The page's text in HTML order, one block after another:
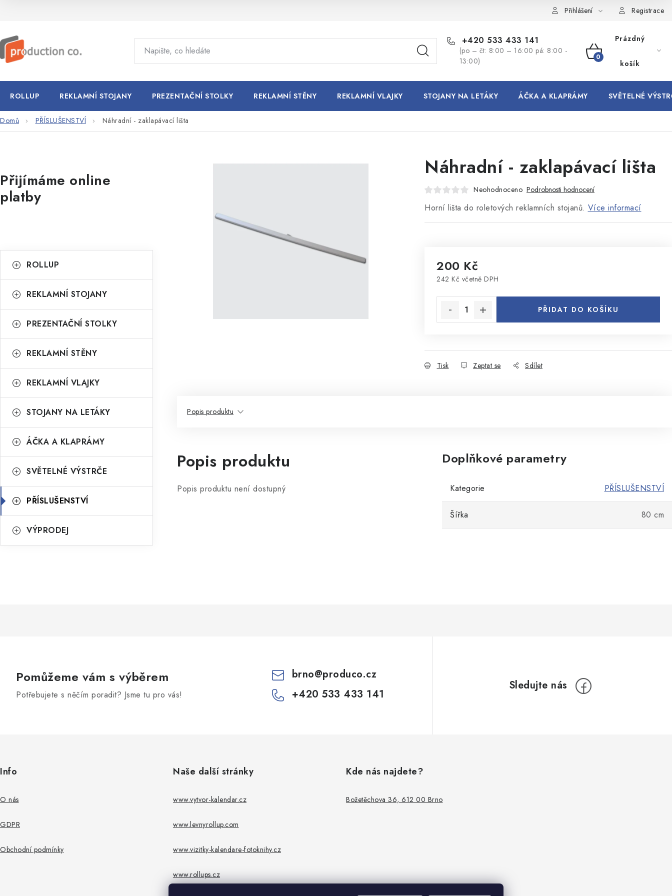
Přihlášení Registrace
+420 533 433 141
(po – čt: 8:00 – 16:00 pá: 8:00 -
13:00)
NÁKUPNÍ
Prázdný
košík
ROLLUP REKLAMNÍ STOJANY PREZENTAČNÍ STOLKY REKLAMNÍ STĚNY REKLAMNÍ VLAJKY STOJANY NA LETÁKY ÁČKA A KLAPRÁMY SVĚTELNÉ
Domů PŘÍSLUŠENSTVÍ Náhradní - zaklapávací lišta
o
s
n
í
p
n
e
Přijímáme online
platby
kategorie
a
e
o
i
ROLLUP
REKLAMNÍ STOJANY
PREZENTAČNÍ STOLKY
REKLAMNÍ STĚNY
REKLAMNÍ VLAJKY
STOJANY NA LETÁKY
ÁČKA A KLAPRÁMY
SVĚTELNÉ VÝSTRČE
PŘÍSLUŠENSTVÍ
VÝPRODEJ
Náhradní - zaklapávací lišta
Neohodnoceno Podrobnosti hodnocení
Horní lišta do roletových reklamních stojanů. Více informací
200 Kč
242 Kč včetně DPH
PŘIDAT DO KOŠÍKU
Tisk Zeptat se Sdílet
Popis produktu
Popis produktu
Popis produktu není dostupný
Doplňkové parametry
Kategorie PŘÍSLUŠENSTVÍ
Šířka 80 cm
Pomůžeme vám s výběrem
Potřebujete s něčím poradit? Jsme tu pro vás!
brno@produco.cz
+420 533 433 141
á
p
a
t
Info
O nás
GDPR
Obchodní podmínky
Naše další stránky
www.vytvor-kalendar.cz
www.levnyrollup.com
www.vizitky-kalendare-fotoknihy.cz
www.rollups.cz
Kde nás najdete?
Božetěchova 36, 612 00 Brno